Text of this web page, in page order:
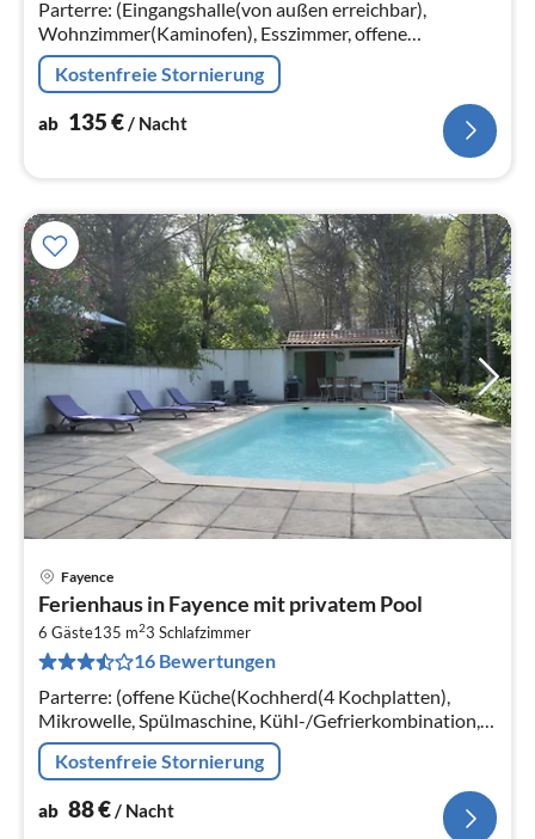
Parterre: (Eingangshalle(von außen erreichbar),
Wohnzimmer(Kaminofen), Esszimmer, offene
Küche(Kochherd(Ceranfeld), Kaffeemaschine(Filter)
Kostenfreie Stornierung
ab 135€/ Nacht
Fayence
Ferienhaus in Fayence mit privatem Pool
6 Gäste135 m23 Schlafzimmer
16 Bewertungen
Parterre: (offene Küche(Kochherd(4 Kochplatten),
Mikrowelle, Spülmaschine, Kühl-/Gefrierkombination,
Waschmaschine), Wohn/Esszimmer(TV(Satellit),
Herd(Holz), Bar(Esstheke))
Kostenfreie Stornierung
ab 88€/ Nacht